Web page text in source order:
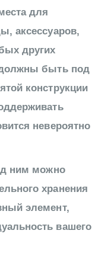
для
аксессуаров,
других
должны быть под
конструкции
невероятно
ним можно
хранения
элемент,
вашего